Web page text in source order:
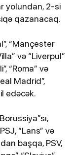
yolundan, 2-si
qazanacaq.
“Mançester
və “Liverpul”
“Roma” və
Madrid”,
edəcək.
“Lans” və
başqa, PSV,